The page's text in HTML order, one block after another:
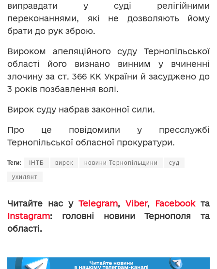
виправдати у суді релігійними
переконаннями, які не дозволяють йому
брати до рук зброю.
Вироком апеляційного суду Тернопільської
області його визнано винним у вчиненні
злочину за ст. 366 КК України й засуджено до
3 років позбавлення волі.
Вирок суду набрав законної сили.
Про це повідомили у пресслужбі
Тернопільської обласної прокуратури.
Теги: ІНТБ вирок новини Тернопільщини суд
ухилянт
Читайте нас у Telegram, Viber, Facebookта
Instagram: головні новини Тернополя та
області.